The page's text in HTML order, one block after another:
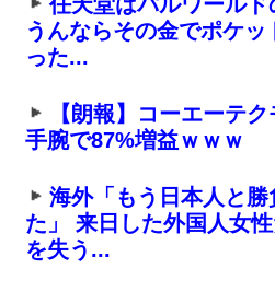
うんならその金でポケ
った...
【朗報】コーエーテ
手腕で87%増益ｗｗｗ
海外「もう日本人と
た」 来日した外国人女
を失う...